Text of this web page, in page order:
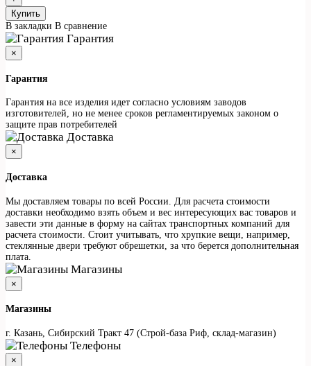
Купить
В закладки В сравнение
Гарантия
×
Гарантия
Гарантия на все изделия идет согласно условиям заводов
изготовителей, но не менее сроков регламентируемых законом о
защите прав потребителей
Доставка
×
Доставка
Мы доставляем товары по всей России. Для расчета стоимости
доставки необходимо взять объем и вес интересующих вас товаров и
завести эти данные в форму на сайтах транспортных компаний для
расчета стоимости. Стоит учитывать, что хрупкие вещи, например,
стеклянные двери требуют обрешетки, за что берется дополнительная
плата.
Магазины
×
Магазины
г. Казань, Сибирский Тракт 47 (Строй-база Риф, склад-магазин)
Телефоны
×